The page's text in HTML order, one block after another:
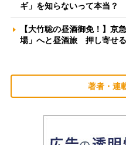
ギ」を知らないって本当
【大竹聡の昼酒御免！】京
場」へと昼酒旅 押し寄せ
著者・連